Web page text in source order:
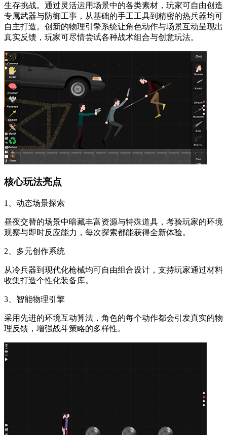
生存挑战。通过灵活运用场景中的各类素材，玩家可自由创造
专属武器与防御工事，从基础的手工工具到精密的热兵器均可
自主打造。创新的物理引擎系统让角色动作与场景互动呈现出
真实反馈，玩家可尽情尝试各种战术组合与创意玩法。
核心玩法亮点
1、动态场景探索
昼夜交替的场景中暗藏丰富资源与特殊道具，考验玩家的环境
观察与即时反应能力，每次探索都能获得全新体验。
2、多元创作系统
从冷兵器到现代化枪械均可自由组合设计，支持玩家通过材料
收集打造个性化装备库。
3、智能物理引擎
采用先进的环境互动算法，角色的每个动作都会引发真实的物
理反馈，增强战斗策略的多样性。